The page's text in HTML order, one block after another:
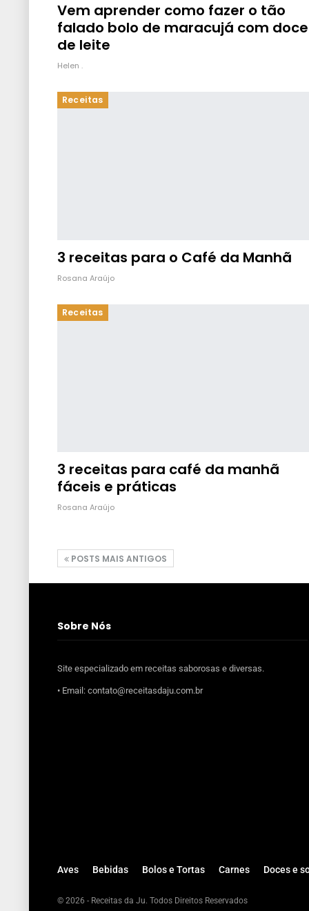
Vem aprender como fazer o tão
falado bolo de maracujá com doce
de leite
Helen .
Receitas
3 receitas para o Café da Manhã
Rosana Araújo
Receitas
3 receitas para café da manhã
fáceis e práticas
Rosana Araújo
POSTS MAIS ANTIGOS
Sobre Nós
Site especializado em receitas saborosas e diversas.
• Email: contato@receitasdaju.com.br
Aves Bebidas Bolos e Tortas Carnes Doces e
© 2026 - Receitas da Ju. Todos Direitos Reservados